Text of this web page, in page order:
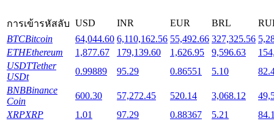
การลงทุนพิเศษสำหรับผู้ถือ BTR
การเข้ารหัสลับ USD INR EUR BRL
BTCBitcoin 64,044.60 6,110,162.56 55,492.66 327,325.56
ETHEthereum 1,877.67 179,139.60 1,626.95 9,596.63
USDTTether
USDt
0.99889 95.29 0.86551 5.10
BNBBinance
Coin
600.30 57,272.45 520.14 3,068.12
XRPXRP 1.01 97.29 0.88367 5.21